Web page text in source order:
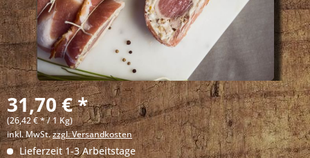
31,70 € *
(26,42 € * / 1 Kg)
inkl. MwSt.zzgl. Versandkosten
Lieferzeit 1-3 Arbeitstage